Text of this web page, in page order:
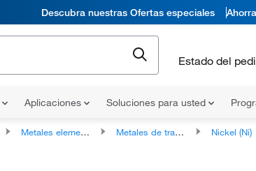
Descubra nuestras Ofertas especiales
Estado del
Aplicaciones Soluciones para usted
Metales elementales Metales de transición
Nickel (Ni)